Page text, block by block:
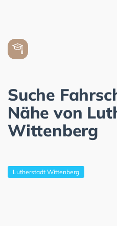
Suche
Nähe von
Wittenberg
Lutherstadt Wittenberg